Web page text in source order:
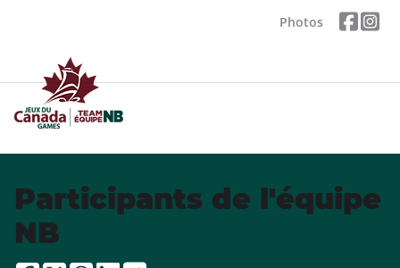
Photos
Participants de l'équipe
NB